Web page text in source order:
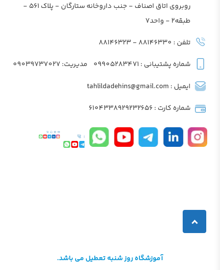
روبروی اتاق اصناف - جنب داروخانه ستارگان - پلاک 561 -
طبقه2 - واحد7
تلفن : 88146330 - 88146323
شماره پشتیبانی : 09905283471 مدیریت: 09039737027
ایمیل : tahlildadehins@gmail.com
شماره کارت : 6104338929232656
آموزشگاه روز شنبه تعطیل می باشد.